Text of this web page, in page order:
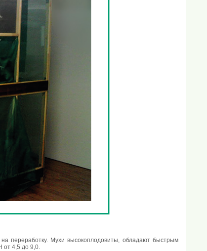
переработку. Мухи высокоплодовиты, обладают быстрым
от 4,5 до 9,0.